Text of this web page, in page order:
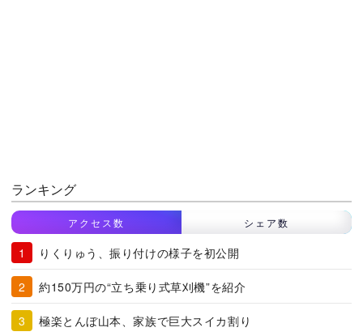
ランキング
アクセス数 シェア数
りくりゅう、振り付けの様子を初公開
約150万円の“立ち乗り式草刈機”を紹介
極楽とんぼ山本、家族で巨大スイカ割り